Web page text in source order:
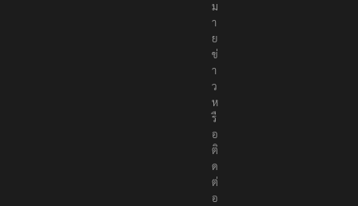
ง
ห
ม
า
ย
ข่
า
ว
ห
รื
อ
ติ
ด